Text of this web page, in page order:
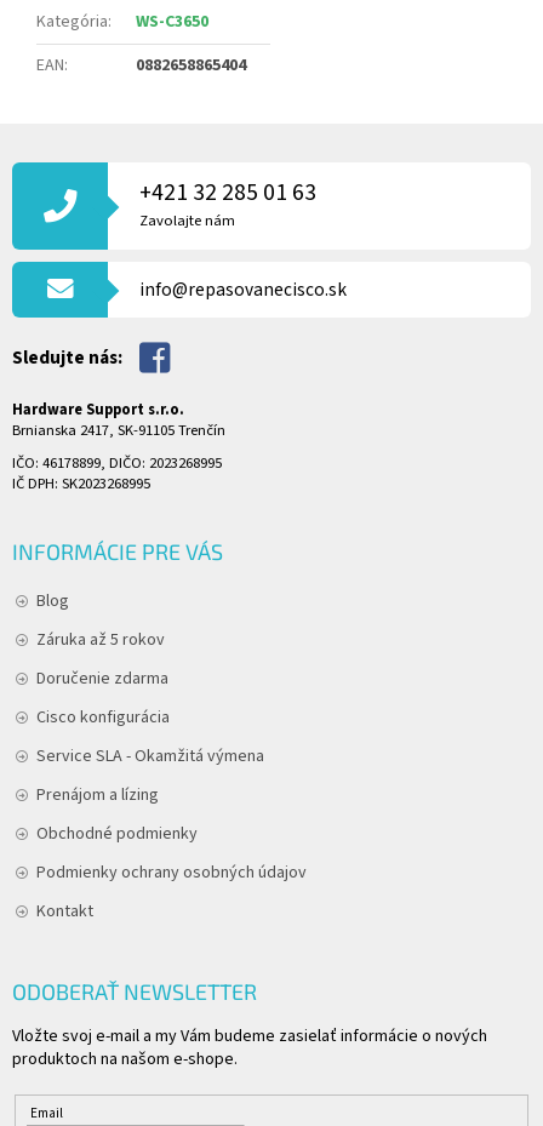
Kategória:
WS-C3650
EAN: 0882658865404
Á
T
+421 32 285 01 63
Zavolajte nám
info@repasovanecisco.sk
Sledujte nás:
Hardware Support s.r.o.
Brnianska 2417, SK-91105 Trenčín
IČO: 46178899, DIČO: 2023268995
IČ DPH: SK2023268995
INFORMÁCIE PRE VÁS
Blog
Záruka až 5 rokov
Doručenie zdarma
Cisco konfigurácia
Service SLA - Okamžitá výmena
Prenájom a lízing
Obchodné podmienky
Podmienky ochrany osobných údajov
Kontakt
ODOBERAŤ NEWSLETTER
Vložte svoj e-mail a my Vám budeme zasielať informácie o nových
produktoch na našom e-shope.
Email